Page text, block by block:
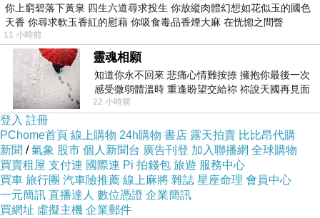
你上窮碧落下黃泉 四生六道尋求投生 你放縱肉體幻想如花似玉的國色
天香 你尋求軟玉香紅的慰藉 你吸食毒品香煙大麻 在恍惚之間瞥
11 小時前
靈魂相願
知道你永不回來 悲痛心情難按捺 擁抱你最後一次
感受微弱體溫時 重逢盼望交給祢 祢說天國再見面
此刻忍淚說別離 他日靈魂再
22 小時前
登入 註冊
PChome首頁 線上購物 24h購物 書店 露天拍賣 比比昂代購
新聞 /氣象 股市 個人新聞台 廣告刊登 加入聯播網 全球購物
買賣租屋 支付連 國際連 Pi 拍錢包 旅遊 服務中心
買車 旅行團 汽車險推薦 線上麻將 雜誌 星座命理 會員中心
一元簡訊 直播達人 數位憑證 企業簡訊
買網址 虛擬主機 企業郵件